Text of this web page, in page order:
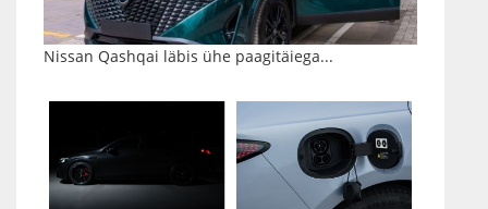
Nissan Qashqai läbis ühe paagitäiega...